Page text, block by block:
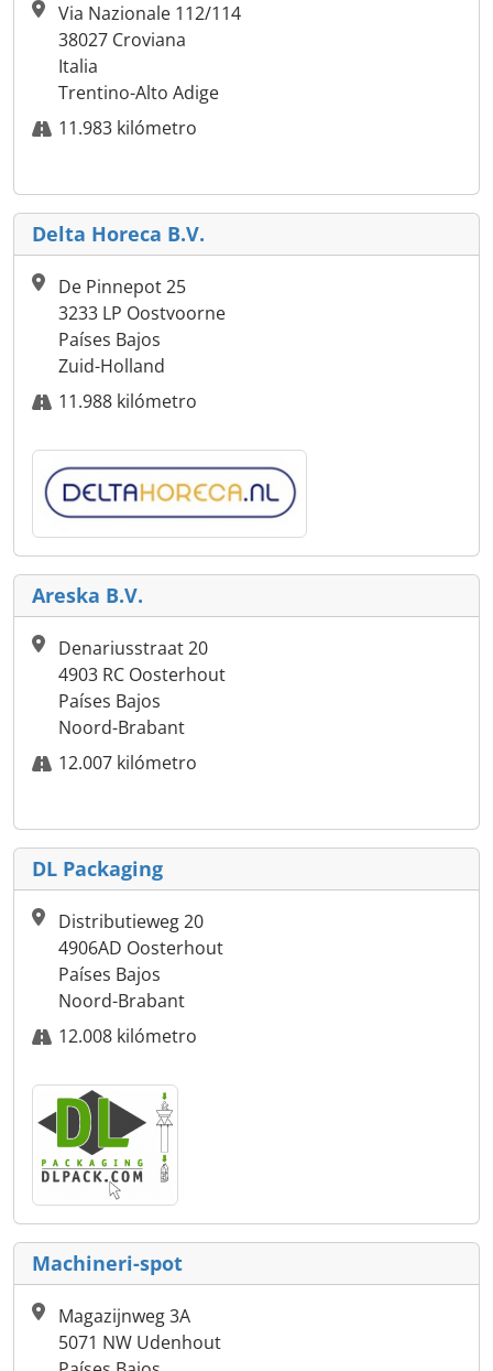
Via Nazionale 112/114
38027 Croviana
Italia
Trentino-Alto Adige
11.983 kilómetro
Delta Horeca B.V.
De Pinnepot 25
3233 LP Oostvoorne
Países Bajos
Zuid-Holland
11.988 kilómetro
Areska B.V.
Denariusstraat 20
4903 RC Oosterhout
Países Bajos
Noord-Brabant
12.007 kilómetro
DL Packaging
Distributieweg 20
4906AD Oosterhout
Países Bajos
Noord-Brabant
12.008 kilómetro
Machineri-spot
Magazijnweg 3A
5071 NW Udenhout